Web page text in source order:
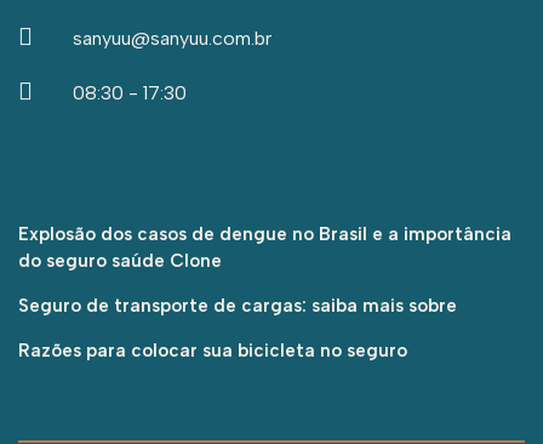
sanyuu@sanyuu.com.br
08:30 - 17:30
Explosão dos casos de dengue no Brasil e a importância
do seguro saúde Clone
Seguro de transporte de cargas: saiba mais sobre
Razões para colocar sua bicicleta no seguro